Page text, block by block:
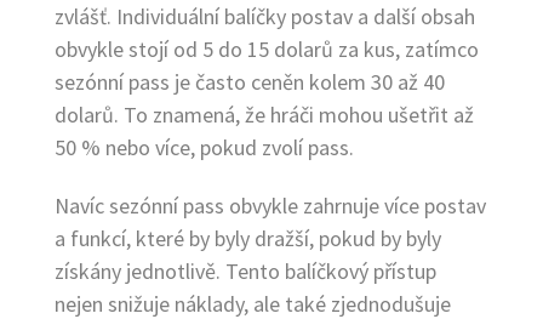
zvlášť. Individuální balíčky postav a další obsah
obvykle stojí od 5 do 15 dolarů za kus, zatímco
sezónní pass je často ceněn kolem 30 až 40
dolarů. To znamená, že hráči mohou ušetřit až
50 % nebo více, pokud zvolí pass.
Navíc sezónní pass obvykle zahrnuje více postav
a funkcí, které by byly dražší, pokud by byly
získány jednotlivě. Tento balíčkový přístup
nejen snižuje náklady, ale také zjednodušuje